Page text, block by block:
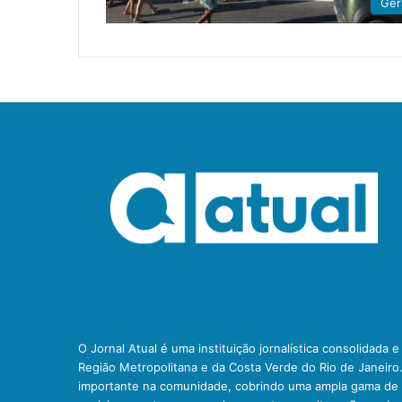
O Jornal Atual é uma instituição jornalística consolidada
Região Metropolitana e da Costa Verde do Rio de
importante na comunidade, cobrindo uma ampla gama